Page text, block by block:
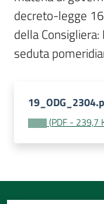
decreto-legge
della
seduta
(PDF - 239,7